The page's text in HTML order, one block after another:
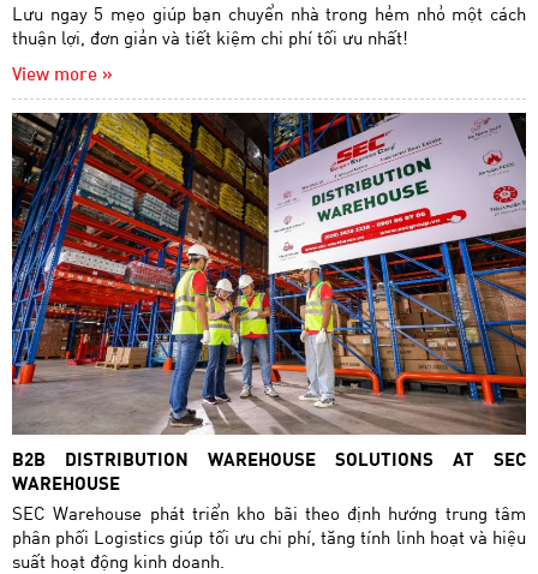
Lưu ngay 5 mẹo giúp bạn chuyển nhà trong hẻm nhỏ một cách
thuận lợi, đơn giản và tiết kiệm chi phí tối ưu nhất!
View more »
B2B DISTRIBUTION WAREHOUSE SOLUTIONS AT SEC
WAREHOUSE
SEC Warehouse phát triển kho bãi theo định hướng trung tâm
phân phối Logistics giúp tối ưu chi phí, tăng tính linh hoạt và hiệu
suất hoạt động kinh doanh.